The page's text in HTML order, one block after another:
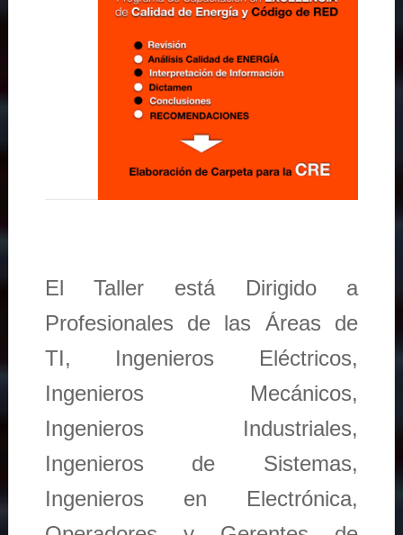
El Taller está Dirigido a
Profesionales de las Áreas de
TI, Ingenieros Eléctricos,
Ingenieros Mecánicos,
Ingenieros Industriales,
Ingenieros de Sistemas,
Ingenieros en Electrónica,